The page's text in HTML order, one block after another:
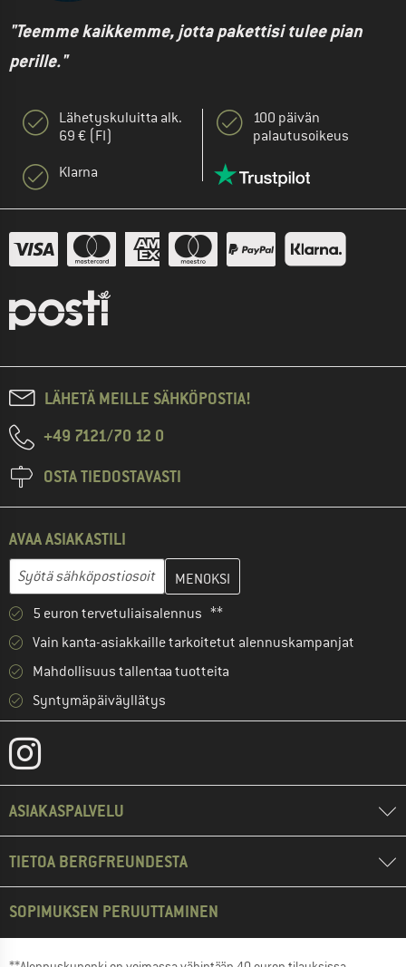
"Teemme kaikkemme, jotta pakettisi tulee pian
perille."
Lähetyskuluitta alk.
69 € (FI)
Klarna
100 päivän
palautusoikeus
LÄHETÄ MEILLE SÄHKÖPOSTIA!
+49 7121/70 12 0
OSTA TIEDOSTAVASTI
AVAA ASIAKASTILI
Sähköpostiosoite
Anna sähköpostiosoitteesi ja luo seuraavassa vaiheessa
5 euron tervetuliaisalennus **
Vain kanta-asiakkaille tarkoitetut alennuskampanjat
Mahdollisuus tallentaa tuotteita
Syntymäpäiväyllätys
ASIAKASPALVELU
TIETOA BERGFREUNDESTA
SOPIMUKSEN PERUUTTAMINEN